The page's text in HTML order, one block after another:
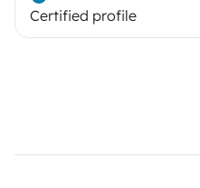
Certified profile